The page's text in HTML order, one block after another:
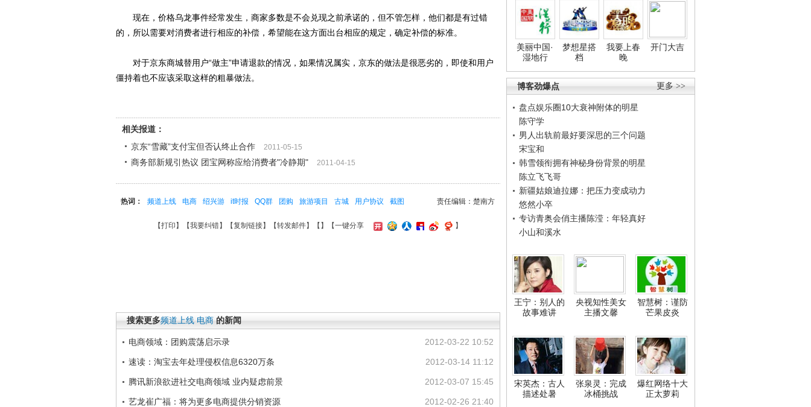
美丽中国·
湿地行
梦想星搭
档
我要上春
晚
开门大吉
更多 >>
博客劲爆点
盘点娱乐圈10大衰神附体的明星
陈守学
男人出轨前最好要深思的三个问题
宋宝和
韩雪领衔拥有神秘身份背景的明星
陈立飞飞哥
新疆姑娘迪拉娜：把压力变成动力
悠然小卒
专访青奥会俏主播陈滢：年轻真好
小山和溪水
王宁：别人的
故事难讲
央视知性美女
主播文馨
智慧树：谨防
芒果皮炎
宋英杰：古人
描述处暑
张泉灵：完成
冰桶挑战
爆红网络十大
正太萝莉
现在，价格乌龙事件经常发生，商家多数是不会兑现之前承诺的，但不管怎样，他们都是有过错
的，所以需要对消费者进行相应的补偿，希望能在这方面出台相应的规定，确定补偿的标准。
对于京东商城替用户“做主”申请退款的情况，如果情况属实，京东的做法是很恶劣的，即使和用户
僵持着也不应该采取这样的粗暴做法。
相关报道：
京东“雪藏”支付宝但否认终止合作
2011-05-15
商务部新规引热议 团宝网称应给消费者"冷静期" 2011-04-15
责任编辑：楚南方
热词： 频道上线 电商 绍兴游 it时报 QQ群 团购 旅游项目 古城 用户协议 截图
【打印 】【我要纠错】【复制链接】【转发邮件】【 】 【一键分享 】
搜索更多频道上线 电商 的新闻
2012-03-22 10:52
电商领域：团购震荡启示录
2012-03-14 11:12
速读：淘宝去年处理侵权信息6320万条
2012-03-07 15:45
腾讯新浪欲进社交电商领域 业内疑虑前景
2012-02-26 21:40
艺龙崔广福：将为更多电商提供分销资源